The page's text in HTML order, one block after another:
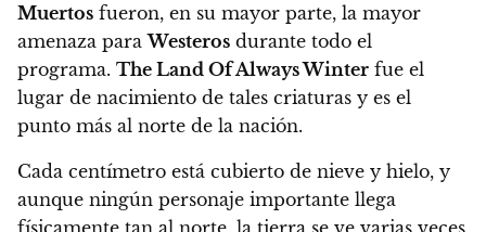
Muertos fueron, en su mayor parte, la mayor
amenaza paraWesteros durante todo el
programa. The Land Of Always Winter fue el
lugar de nacimiento de tales criaturas y es el
punto más al norte de la nación.
Cada centímetro está cubierto de nieve y hielo, y
aunque ningún personaje importante llega
físicamente tan al norte, la tierra se ve varias veces